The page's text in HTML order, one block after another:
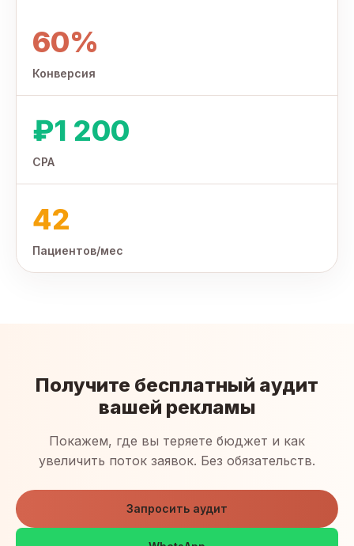
60%
Конверсия
₽1 200
CPA
42
Пациентов/мес
Получите бесплатный аудит
вашей рекламы
Покажем, где вы теряете бюджет и как
увеличить поток заявок. Без обязательств.
Запросить аудит